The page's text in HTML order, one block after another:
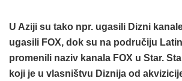
U Aziji su tako npr. ugasili Dizni
ugasili FOX, dok su na područiju
promenili naziv kanala FOX u Star.
koji je u vlasništvu Diznija od